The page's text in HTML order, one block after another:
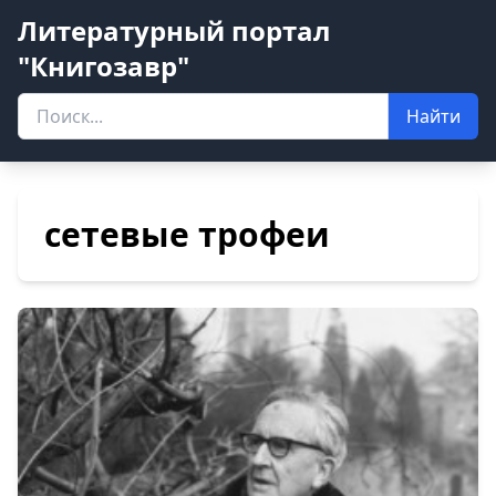
Литературный портал
"Книгозавр"
Найти
сетевые трофеи